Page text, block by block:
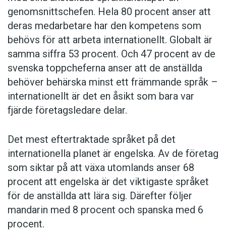
genomsnittschefen. Hela 80 procent anser att
deras medarbetare har den kompetens som
behövs för att arbeta internationellt. Globalt är
samma siffra 53 procent. Och 47 procent av de
svenska toppcheferna anser att de anställda
behöver behärska minst ett främmande språk –
internationellt är det en åsikt som bara var
fjärde företagsledare delar.
Det mest eftertraktade språket på det
internationella planet är engelska. Av de företag
som siktar på att växa utomlands anser 68
procent att engelska är det viktigaste språket
för de anställda att lära sig. Därefter följer
mandarin med 8 procent och spanska med 6
procent.